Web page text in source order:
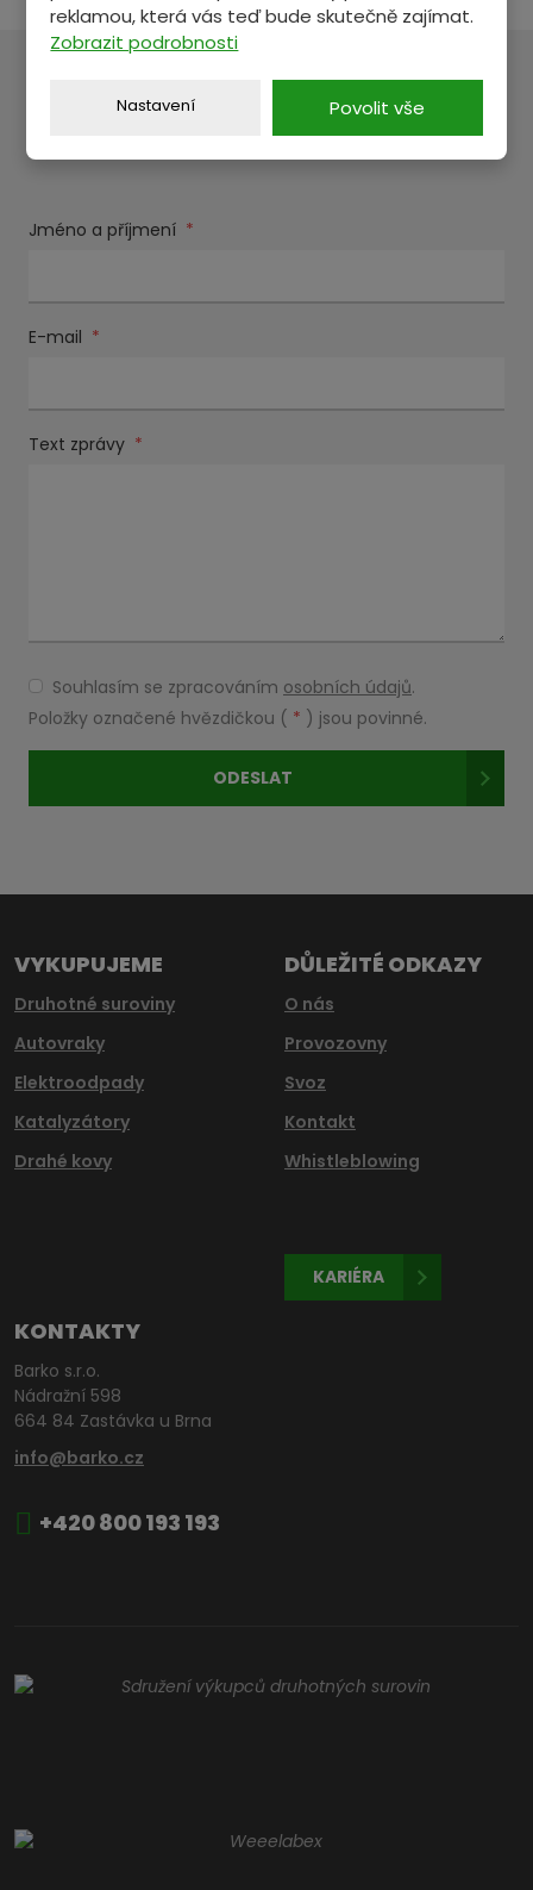
MÁTE NĚCO NA SRDCI?
Pošlete nám zprávu a my se vám ozveme.
Jméno a příjmení *
E-mail *
Text zprávy *
Souhlasím
se
zpracováním
osobních
Souhlasím se zpracováním osobních údajů.
Položky označené hvězdičkou ( * ) jsou povinné.
ODESLAT
nepodařilo
VYKUPUJEME
Druhotné suroviny
Autovraky
Elektroodpady
Katalyzátory
Drahé kovy
DŮLEŽITÉ ODKAZY
O nás
Provozovny
Svoz
Kontakt
Whistleblowing
KARIÉRA
KONTAKTY
Barko s.r.o.
Nádražní 598
664 84 Zastávka u Brna
info@barko.cz
+420 800 193 193
reklamou, která vás teď bude skutečně zajímat.
Zobrazit podrobnosti
Nastavení Povolit vše